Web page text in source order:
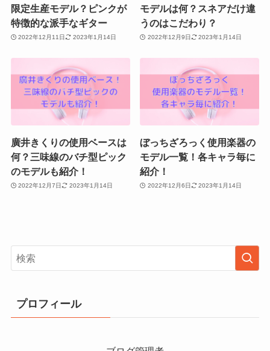
限定生産モデル？ピンクが
特徴的な派手なギター
2022年12月11日 2023年1月14日
モデルは何？スネアだけ違
うのはこだわり？
2022年12月9日 2023年1月14日
廣井きくりの使用ベースは
何？三味線のバチ型ピック
のモデルも紹介！
2022年12月7日 2023年1月14日
ぼっちざろっく使用楽器の
モデル一覧！各キャラ毎に
紹介！
2022年12月6日 2023年1月14日
プロフィール